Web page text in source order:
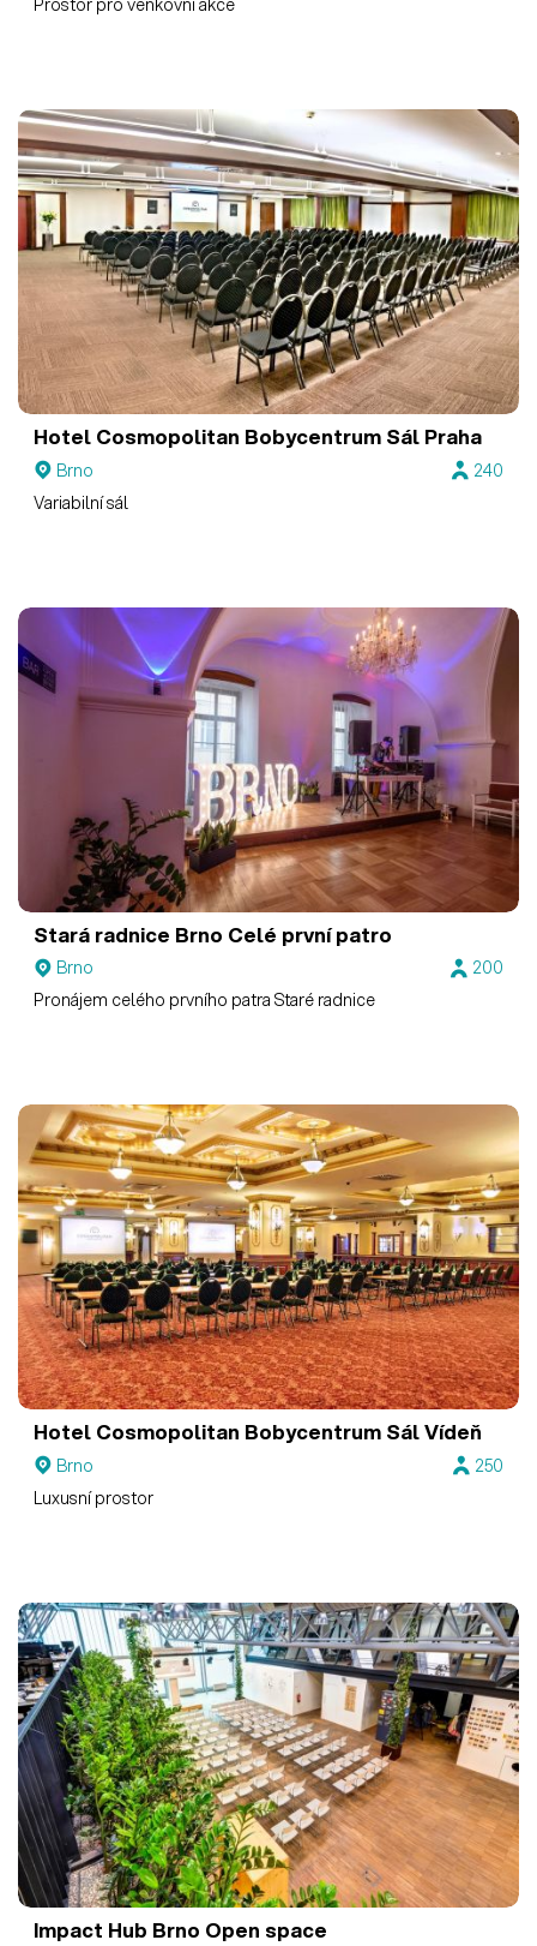
Prostor pro venkovní akce
Hotel Cosmopolitan Bobycentrum Sál Praha
Brno
240
Variabilní sál
Stará radnice Brno Celé první patro
Brno
200
Pronájem celého prvního patra Staré radnice
Hotel Cosmopolitan Bobycentrum Sál Vídeň
Brno
250
Luxusní prostor
Impact Hub Brno Open space